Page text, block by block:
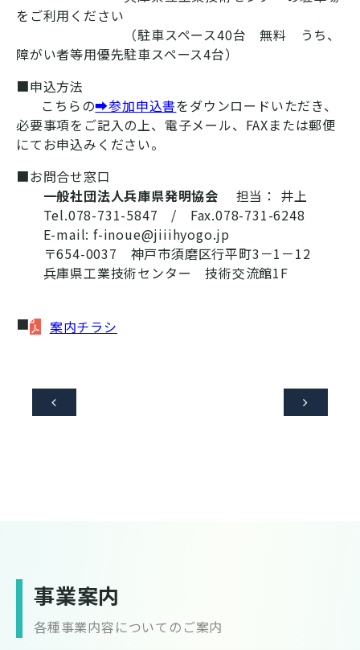
をご利用ください
（駐車スペース40台 無料 うち、
障がい者等用優先駐車スペース4台）
■申込方法
こちらの➡参加申込書をダウンロードいただき、
必要事項をご記入の上、電子メール、FAXまたは郵便
にてお申込みください。
■お問合せ窓口
一般社団法人兵庫県発明協会
担当： 井上
Tel.078-731-5847 / Fax.078-731-6248
E-mail: f-inoue@jiiihyogo.jp
〒654-0037 神戸市須磨区行平町3－1－12
兵庫県工業技術センター 技術交流館1F
■ 案内チラシ
 
事業案内
各種事業内容についてのご案内